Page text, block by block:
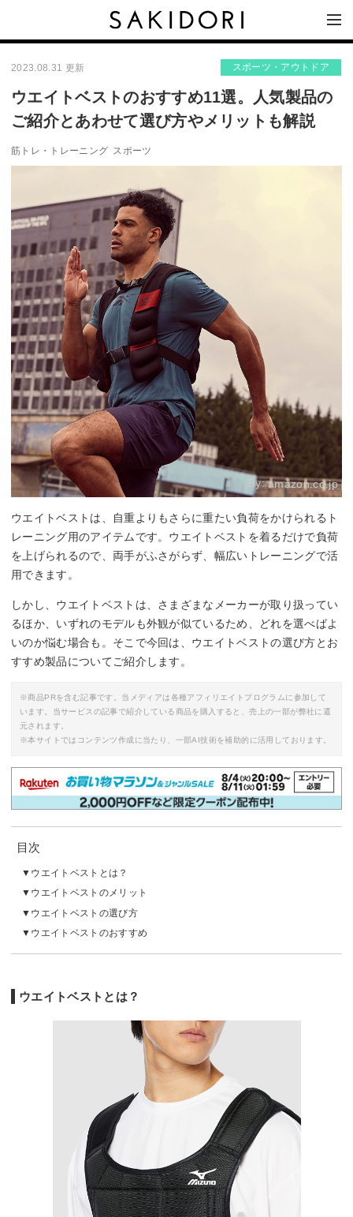
2023.08.31 更新 スポーツ・アウトドア
ウエイトベストのおすすめ11選。人気製品の
ご紹介とあわせて選び方やメリットも解説
筋トレ・トレーニング スポーツ
By:amazon.co.jp
ウエイトベストは、自重よりもさらに重たい負荷をかけられるト
レーニング用のアイテムです。ウエイトベストを着るだけで負荷
を上げられるので、両手がふさがらず、幅広いトレーニングで活
用できます。
しかし、ウエイトベストは、さまざまなメーカーが取り扱ってい
るほか、いずれのモデルも外観が似ているため、どれを選べばよ
いのか悩む場合も。そこで今回は、ウエイトベストの選び方とお
すすめ製品についてご紹介します。
※商品PRを含む記事です。当メディアは各種アフィリエイトプログラムに参加して
います。当サービスの記事で紹介している商品を購入すると、売上の一部が弊社に還
元されます。
※本サイトではコンテンツ作成に当たり、一部AI技術を補助的に活用しております。
目次
ウエイトベストとは？
ウエイトベストのメリット
ウエイトベストの選び方
ウエイトベストのおすすめ
ウエイトベストとは？